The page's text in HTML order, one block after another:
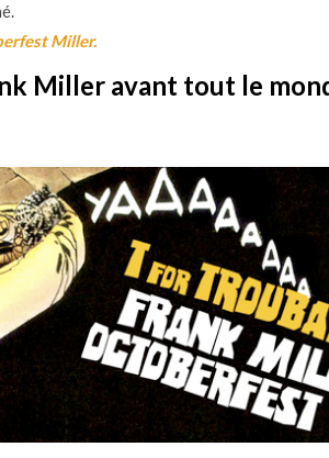
Miller.
Miller avant tout le